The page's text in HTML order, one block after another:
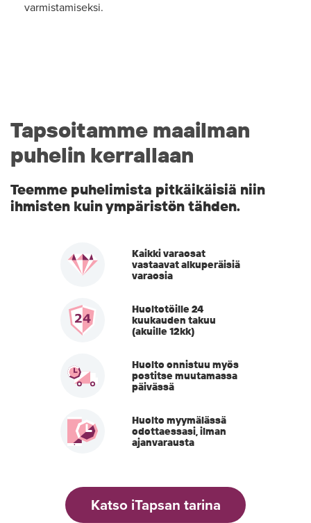
varmistamiseksi.
Tapsoitamme maailman
puhelin kerrallaan
Teemme puhelimista pitkäikäisiä niin
ihmisten kuin ympäristön tähden.
Kaikki varaosat
vastaavat alkuperäisiä
varaosia
Huoltotöille 24
kuukauden takuu
(akuille 12kk)
Huolto onnistuu myös
postitse muutamassa
päivässä
Huolto myymälässä
odottaessasi, ilman
ajanvarausta
Katso iTapsan tarina